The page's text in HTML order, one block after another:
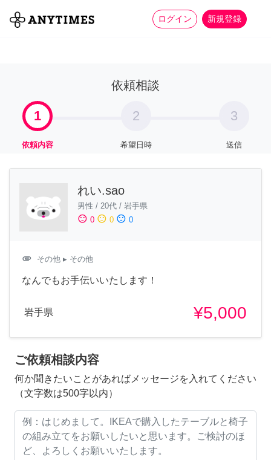
ログイン 新規登録
全て 家事 more_horiz
依頼相談
1
依頼内容
2
希望日時
3
送信
れい.sao
男性 / 20代 / 岩手県
sentiment_satisfied 0 sentiment_neutral 0 sentiment_dissatisfied 0
attachment その他 ▸ その他
なんでもお手伝いいたします！
岩手県 ¥5,000
ご依頼相談内容
何か聞きたいことがあればメッセージを入れてください
（文字数は500字以内）